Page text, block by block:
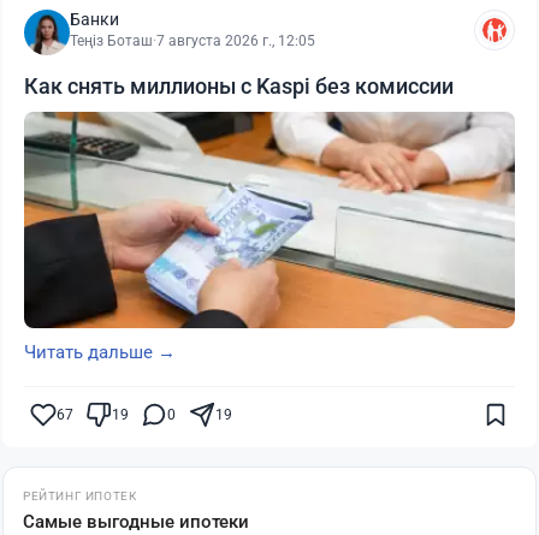
Банки
Теңіз Боташ·7 августа 2026 г., 12:05
Как снять миллионы с Kaspi без комиссии
Читать дальше →
67 19 0 19
РЕЙТИНГ ИПОТЕК
Самые выгодные ипотеки